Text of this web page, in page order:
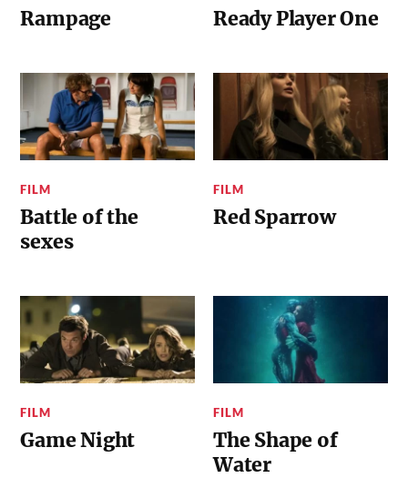
Rampage Ready Player One
FILM
Battle of the
sexes
FILM
Red Sparrow
FILM
Game Night
FILM
The Shape of
Water